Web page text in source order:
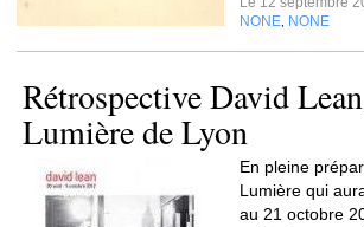
NONE NONE
Rétrospective David
Lumière de Lyon
En pleine
Lumière qui
au 21 octobre